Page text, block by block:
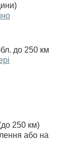
до 250 км
250 км)
або на